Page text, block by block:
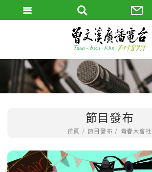
節目發布
首頁 節目發布 青春大會社